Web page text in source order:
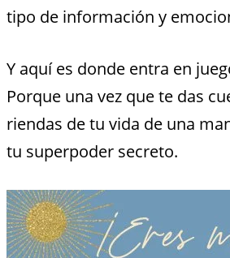
tipo de información y
Y aquí es donde entra en
Porque una vez que te das
riendas de tu vida de una
tu superpoder secreto.